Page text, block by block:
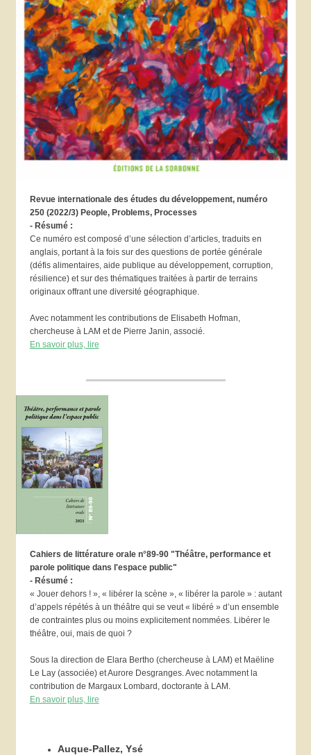
Revue internationale des études du développement, numéro
250 (2022/3) People, Problems, Processes
- Résumé :
Ce numéro est composé d’une sélection d’articles, traduits en
anglais, portant à la fois sur des questions de portée générale
(défis alimentaires, aide publique au développement, corruption,
résilience) et sur des thématiques traitées à partir de terrains
originaux offrant une diversité géographique.
Avec notamment les contributions de Elisabeth Hofman,
chercheuse à LAM et de Pierre Janin, associé.
En savoir plus, lire
Cahiers de littérature orale n°89-90 "Théâtre, performance et
parole politique dans l'espace public"
- Résumé :
« Jouer dehors ! », « libérer la scène », « libérer la parole » : autant
d’appels répétés à un théâtre qui se veut « libéré » d’un ensemble
de contraintes plus ou moins explicitement nommées. Libérer le
théâtre, oui, mais de quoi ?
Sous la direction de Elara Bertho (chercheuse à LAM) et Maëline
Le Lay (associée) et Aurore Desgranges. Avec notamment la
contribution de Margaux Lombard, doctorante à LAM.
En savoir plus, lire
Auque-Pallez, Ysé